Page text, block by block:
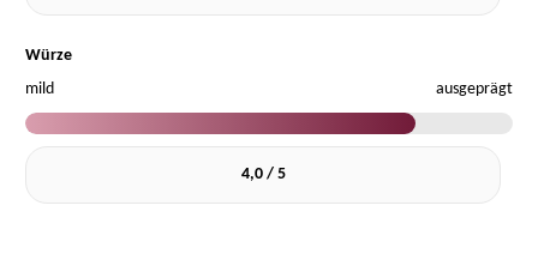
Würze
mild
ausgeprägt
4,0 / 5